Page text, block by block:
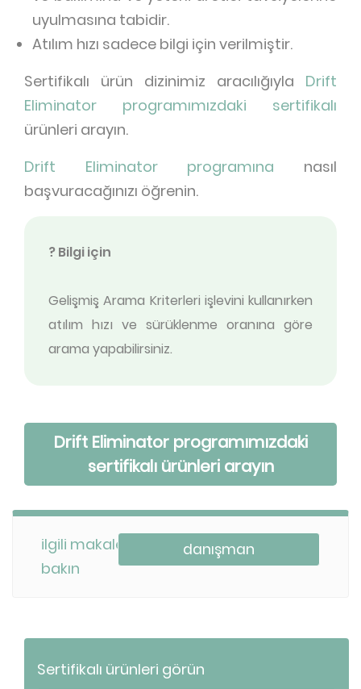
uyulmasına tabidir.
Atılım hızı sadece bilgi için verilmiştir.
Sertifikalı ürün dizinimiz aracılığıyla Drift
Eliminator programımızdaki sertifikalı
ürünleri arayın.
Drift Eliminator programına nasıl
başvuracağınızı öğrenin.
? Bilgi için
Gelişmiş Arama Kriterleri işlevini kullanırken
atılım hızı ve sürüklenme oranına göre
arama yapabilirsiniz.
Drift Eliminator programımızdaki
sertifikalı ürünleri arayın
ilgili makalelere
bakın
danışman
Sertifikalı ürünleri görün